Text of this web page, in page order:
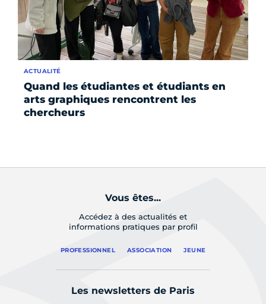
Quand les étudiantes et étudiants en
arts graphiques rencontrent les
chercheurs
ACTUALITÉ
Vous êtes...
Accédez à des actualités et
informations pratiques par profil
PROFESSIONNEL ASSOCIATION JEUNE
Les newsletters de Paris